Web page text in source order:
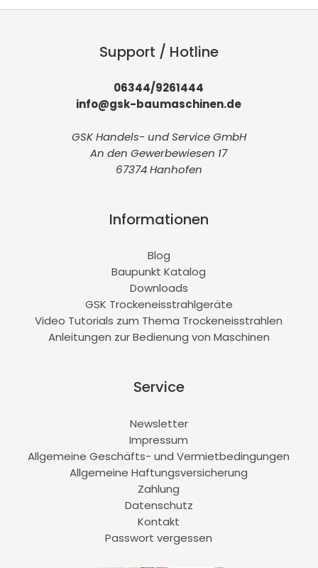
Support / Hotline
06344/9261444
info@gsk-baumaschinen.de
GSK Handels- und Service GmbH
An den Gewerbewiesen 17
67374 Hanhofen
Informationen
Blog
Baupunkt Katalog
Downloads
GSK Trockeneisstrahlgeräte
Video Tutorials zum Thema Trockeneisstrahlen
Anleitungen zur Bedienung von Maschinen
Service
Newsletter
Impressum
Allgemeine Geschäfts- und Vermietbedingungen
Allgemeine Haftungsversicherung
Zahlung
Datenschutz
Kontakt
Passwort vergessen